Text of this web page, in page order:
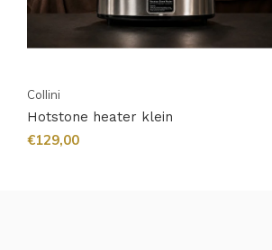
Collini
Hotstone heater klein
€129,00